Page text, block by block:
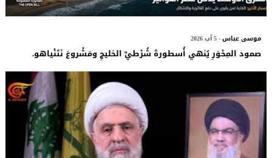
موسى عباس- 5 آب 2026
صمود المِحْوَرِ يُنهي أُسطورةَ شُرْطيِّ الخليجِ ومَشْروعَ نَتَنْياهو.